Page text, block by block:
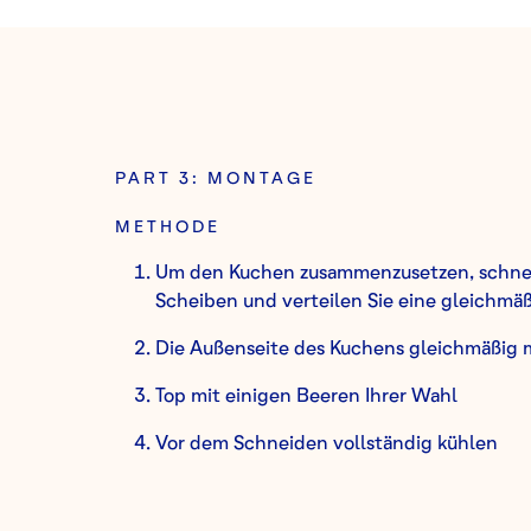
PART 3: MONTAGE
METHODE
Um den Kuchen zusammenzusetzen,
Scheiben und verteilen Sie eine
Die Außenseite des Kuchens
Top mit einigen Beeren Ihrer Wahl
Vor dem Schneiden vollständig kühlen